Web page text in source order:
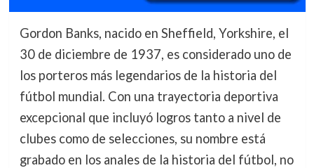
Gordon Banks, nacido en Sheffield, Yorkshire, el
30 de diciembre de 1937, es considerado uno de
los porteros más legendarios de la historia del
fútbol mundial. Con una trayectoria deportiva
excepcional que incluyó logros tanto a nivel de
clubes como de selecciones, su nombre está
grabado en los anales de la historia del fútbol, no